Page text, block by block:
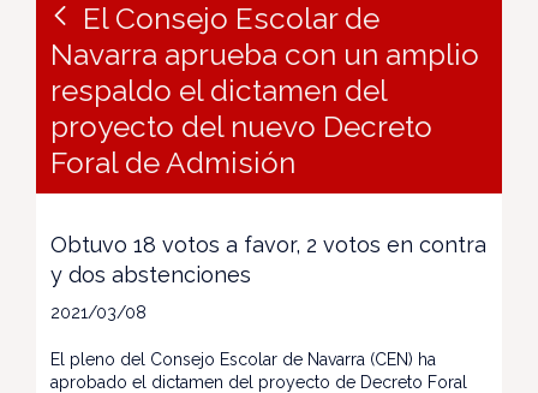
El Consejo Escolar de
Navarra aprueba con un amplio
respaldo el dictamen del
proyecto del nuevo Decreto
Foral de Admisión
Obtuvo 18 votos a favor, 2 votos en contra
y dos abstenciones
2021/03/08
El pleno del Consejo Escolar de Navarra (CEN) ha
aprobado el dictamen del proyecto de Decreto Foral